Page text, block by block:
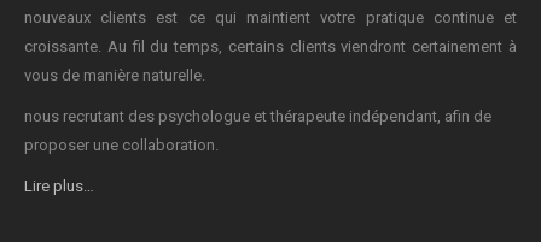
nouveaux clients est ce qui maintient votre pratique continue et
croissante. Au fil du temps, certains clients viendront certainement à
vous de manière naturelle.
nous recrutant des psychologue et thérapeute indépendant, afin de
proposer une collaboration.
Lire plus…